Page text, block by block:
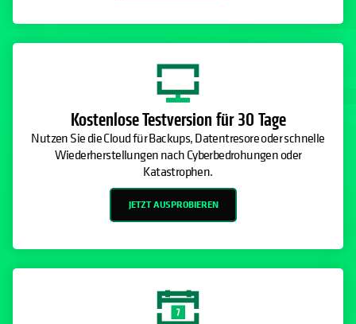
Kostenlose Testversion für 30 Tage
Nutzen Sie die Cloud für Backups, Datentresore oder schnelle
Wiederherstellungen nach Cyberbedrohungen oder
Katastrophen.
JETZT AUSPROBIEREN